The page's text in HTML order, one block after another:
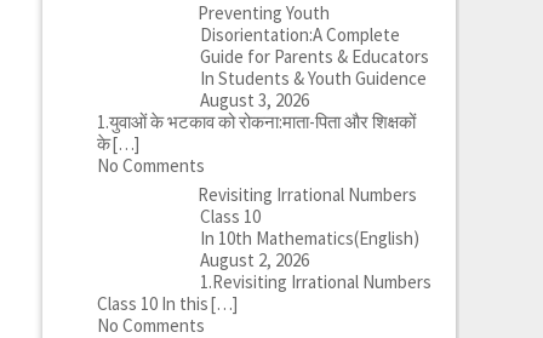
Preventing Youth
Disorientation:A Complete
Guide for Parents & Educators
In Students & Youth Guidence
August 3, 2026
1.युवाओं के भटकाव को रोकना:माता-पिता और शिक्षकों
के[…]
No Comments
Revisiting Irrational Numbers
Class 10
In 10th Mathematics(English)
August 2, 2026
1.Revisiting Irrational Numbers
Class 10 In this[…]
No Comments